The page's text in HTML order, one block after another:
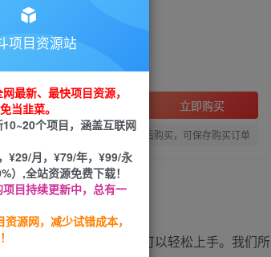
立即购买
您当前未登录！建议登陆后购买，可保存购买订单
一篇原创文章，小白也可以轻松上手。我们所
项目资源站
最新、最快项目资源，
当韭菜。
个项目，涵盖互联网
¥29/月，¥79/年，¥99/永
）,全站资源免费下载！
目持续更新中，总有一
源网，减少试错成本，